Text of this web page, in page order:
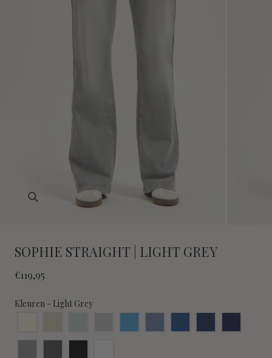
Open
modal
SOPHIE STRAIGHT | LIGHT GREY
Regular
€119,95
Kleuren - Light GreyKleuren